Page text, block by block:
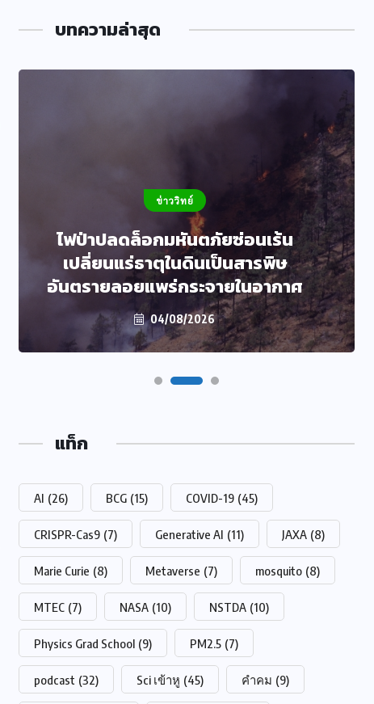
บทความล่าสุด
ข่าววิทย์
ไฟป่าปลดล็อกมหันตภัยซ่อนเร้น
เปลี่ยนแร่ธาตุในดินเป็นสารพิษ
อันตรายลอยแพร่กระจายในอากาศ
04/08/2026
แท็ก
AI (26) BCG (15) COVID-19 (45)
CRISPR-Cas9 (7) Generative AI (11) JAXA (8)
Marie Curie (8) Metaverse (7) mosquito (8)
MTEC (7) NASA (10) NSTDA (10)
Physics Grad School (9) PM2.5 (7)
podcast (32) Sci เข้าหู (45) คำคม (9)